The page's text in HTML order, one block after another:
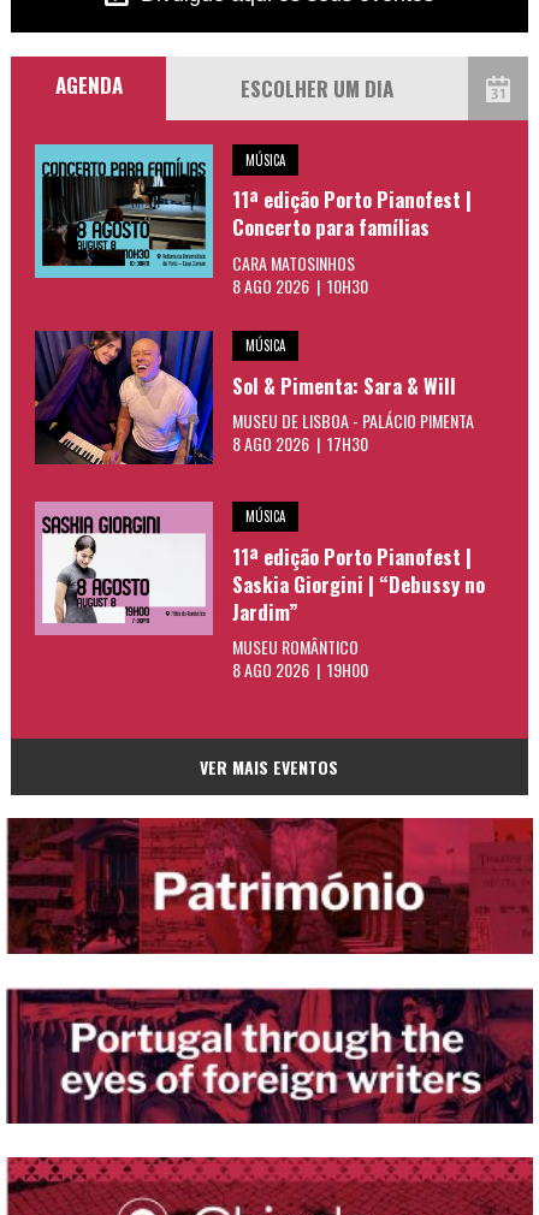
AGENDA
MÚSICA
11ª edição Porto Pianofest |
Concerto para famílias
CARA MATOSINHOS
8 AGO 2026 | 10H30
MÚSICA
Sol & Pimenta: Sara & Will
MUSEU DE LISBOA - PALÁCIO PIMENTA
8 AGO 2026 | 17H30
MÚSICA
11ª edição Porto Pianofest |
Saskia Giorgini | “Debussy no
Jardim”
MUSEU ROMÂNTICO
8 AGO 2026 | 19H00
VER MAIS EVENTOS